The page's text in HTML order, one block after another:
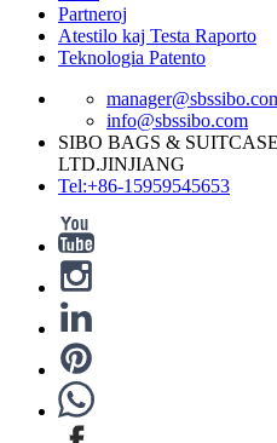
Partneroj
Atestilo kaj Testa Raporto
Teknologia Patento
info@sbssibo.com
SIBO BAGS &
LTD.JINJIANG
Tel:+86-15959545653